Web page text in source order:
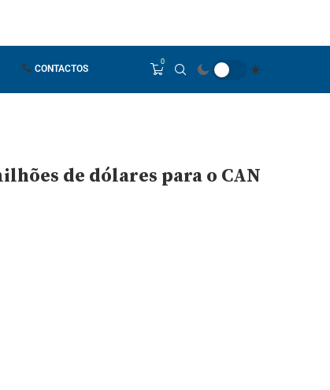
CONTACTOS
0
de dólares para o CAN